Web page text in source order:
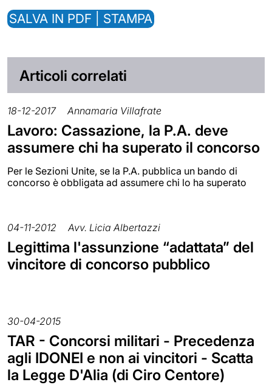
SALVA IN PDF | STAMPA
Articoli correlati
18-12-2017 Annamaria Villafrate
Lavoro: Cassazione, la P.A. deve
assumere chi ha superato il concorso
Per le Sezioni Unite, se la P.A. pubblica un bando di
concorso è obbligata ad assumere chi lo ha superato
04-11-2012 Avv. Licia Albertazzi
Legittima l'assunzione “adattata” del
vincitore di concorso pubblico
30-04-2015
TAR - Concorsi militari - Precedenza
agli IDONEI e non ai vincitori - Scatta
la Legge D'Alia (di Ciro Centore)